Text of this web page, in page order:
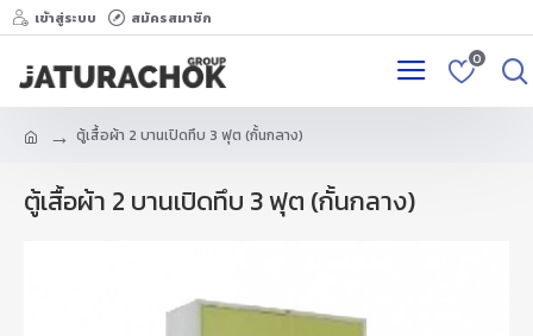
เข้าสู่ระบบ สมัครสมาชิก
0
ตู้เสื้อผ้า 2 บานเปิดทึบ 3 ฟุต (กั้นกลาง)
ตู้เสื้อผ้า 2 บานเปิดทึบ 3 ฟุต (กั้นกลาง)